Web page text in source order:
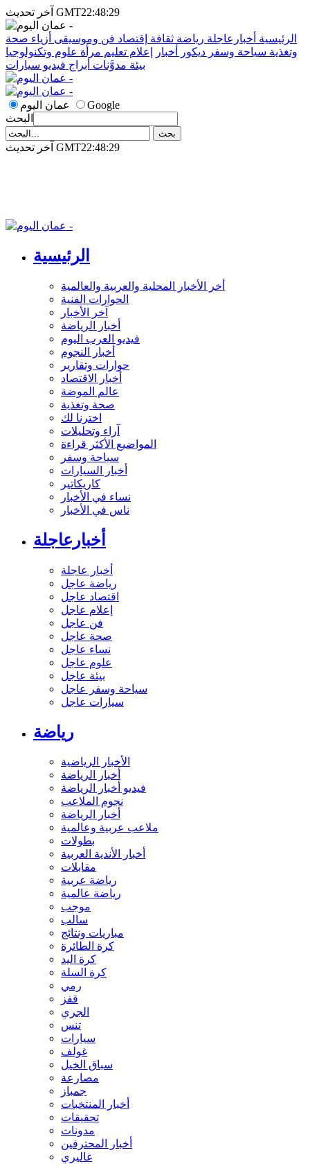
آخر تحديث GMT22:48:29
الرئيسية أخبارعاجلة رياضة ثقافة إقتصاد فن وموسيقى أزياء صحة
وتغذية سياحة وسفر ديكور أخبار إعلام تعليم مرأة علوم وتكنولوجيا
بيئة مدوَّنات أبراج فيديو سيارات
عمان اليوم
Google
البحث
آخر تحديث GMT22:48:29
الرئيسية
أخر الأخبار المحلية والعربية والعالمية
الحوارات الفنية
آخر الأخبار
أخبار الرياضة
فيديو العرب اليوم
أخبار النجوم
حوارات وتقارير
أخبار الاقتصاد
عالم الموضة
صحة وتغذية
اخترنا لك
آراء وتحليلات
المواضيع الأكثر قراءة
سياحة وسفر
أخبار السيارات
كاريكاتير
نساء في الأخبار
ناس في الأخبار
أخبارعاجلة
أخبار عاجلة
رياضة عاجل
اقتصاد عاجل
إعلام عاجل
فن عاجل
صحة عاجل
نساء عاجل
علوم عاجل
بيئة عاجل
سياحة وسفر عاجل
سيارات عاجل
رياضة
الأخبار الرياضية
أخبار الرياضة
فيديو أخبار الرياضة
نجوم الملاعب
أخبار الرياضة
ملاعب عربية وعالمية
بطولات
أخبار الأندية العربية
مقابلات
رياضة عربية
رياضة عالمية
موجب
سالب
مباريات ونتائج
كرة الطائرة
كرة اليد
كرة السلة
رمي
قفز
الجري
تنس
سيارات
غولف
سباق الخيل
مصارعة
جمباز
أخبار المنتخبات
تحقيقات
مدونات
أخبار المحترفين
غاليري